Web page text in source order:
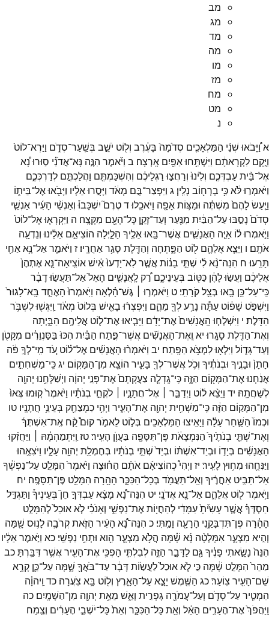
מב
מג
מד
מה
מו
מז
מח
מט
נ
אוַ֠יָּבֹאוּ שְׁנֵ֨י הַמַּלְאָכִ֤ים סְדֹ֙מָה֙ בָּעֶ֔רֶב וְל֖וֹט יֹשֵׁ֣ב בְּשַֽׁעַר־סְדֹ֑ם וַיַּרְא־לוֹט֙
וַיָּ֣קָם לִקְרָאתָ֔ם וַיִּשְׁתַּ֥חוּאַפַּ֖יִם אָֽרְצָה׃ ב וַיֹּ֜אמֶר הִנֶּ֣ה נָּא־אֲדֹנַ֗י ס֣וּרוּנָ֠א
אֶל־בֵּ֨יתעַבְדְּכֶ֤ם וְלִ֙ינוּ֙ וְרַחֲצ֣וּ רַגְלֵיכֶ֔ם וְהִשְׁכַּמְתֶּ֖ם וַהֲלַכְתֶּ֣ם לְדַרְכְּכֶ֑ם
וַיֹּאמְר֣וּלֹּ֔אכִּ֥י בָרְח֖וֹב נָלִֽין׃ ג וַיִּפְצַר־בָּ֣ם מְאֹ֔ד וַיָּסֻ֣רוּאֵלָ֔יו וַיָּבֹ֖אוּאֶל־בֵּית֑וֹ
וַיַּ֤עַשׂלָהֶם֙ מִשְׁתֶּ֔ה וּמַצּ֥וֹתאָפָ֖ה וַיֹּאכֵֽלוּ׃דטֶרֶם֮ יִשְׁכָּבוּ֒ וְאַנְשֵׁ֨י הָעִ֜יראַנְשֵׁ֤י
סְדֹם֙ נָסַ֣בּוּעַל־הַבַּ֔יִת מִנַּ֖עַר וְעַד־זָקֵ֑ן כָּל־הָעָ֖ם מִקָּצֶֽה׃ ה וַיִּקְרְא֤וּאֶל־לוֹט֙
וַיֹּ֣אמְרוּל֔וֹ אַיֵּ֧ה הָאֲנָשִׁ֛ים אֲשֶׁר־בָּ֥אוּאֵלֶ֖יךָ הַלָּ֑יְלָה הוֹצִיאֵ֣ם אֵלֵ֔ינוּ וְנֵדְעָ֖ה
אֹתָֽם׃ ו וַיֵּצֵ֧אאֲלֵהֶ֛ם ל֖וֹט הַפֶּ֑תְחָה וְהַדֶּ֖לֶת סָגַ֥ראַחֲרָֽיו׃ ז וַיֹּאמַ֑ראַל־נָ֥אאַחַ֖י
תָּרֵֽעוּ׃ ח הִנֵּה־נָ֨אלִ֜י שְׁתֵּ֣י בָנ֗וֹתאֲשֶׁ֤רלֹֽא־יָדְעוּ֙אִ֔ישׁאוֹצִֽיאָה־נָּ֤אאֶתְהֶן֙
אֲלֵיכֶ֔ם וַעֲשׂ֣וּלָהֶ֔ן כַּטּ֖וֹב בְּעֵינֵיכֶ֑ם רַ֠ק לָֽאֲנָשִׁ֤ים הָאֵל֙אַל־תַּעֲשׂ֣וּדָבָ֔ר
כִּֽי־עַל־כֵּ֥ן בָּ֖אוּ בְּצֵ֥לקֹרָתִֽי׃ ט וַיֹּאמְר֣וּ ׀ גֶּשׁ־הָ֗לְאָה וַיֹּֽאמְרוּ֙ הָאֶחָ֤ד בָּֽא־לָגוּר֙
וַיִּשְׁפֹּ֣ט שָׁפ֔וֹט עַתָּ֕ה נָרַ֥עלְךָ֖ מֵהֶ֑ם וַיִּפְצְר֨וּ בָאִ֤ישׁ בְּלוֹט֙ מְאֹ֔ד וַֽיִּגְּשׁ֖וּלִשְׁבֹּ֥ר
הַדָּֽלֶת׃ י וַיִּשְׁלְח֤וּ הָֽאֲנָשִׁים֙אֶת־יָדָ֔ם וַיָּבִ֧יאוּאֶת־ל֛וֹט אֲלֵיהֶ֖ם הַבָּ֑יְתָה
וְאֶת־הַדֶּ֖לֶת סָגָֽרוּ׃ יא וְֽאֶת־הָאֲנָשִׁ֞ים אֲשֶׁר־פֶּ֣תַח הַבַּ֗יִת הִכּוּ֙ בַּסַּנְוֵרִ֔ים מִקָּטֹ֖ן
וְעַד־גָּד֑וֹל וַיִּלְא֖וּלִמְצֹ֥א הַפָּֽתַח׃ יב וַיֹּאמְר֨וּ הָאֲנָשִׁ֜ים אֶל־ל֗וֹט עֹ֚ד מִֽי־לְךָ֣ פֹ֔ה
חָתָן֙ וּבָנֶ֣יךָ וּבְנֹתֶ֔יךָ וְכֹ֥לאֲשֶׁר־לְךָ֖ בָּעִ֑יר הוֹצֵ֖א מִן־הַמָּקֽוֹם׃ יגכִּֽי־מַשְׁחִתִ֣ים
אֲנַ֔חְנוּאֶת־הַמָּק֖וֹם הַזֶּ֑ה כִּֽי־גָֽדְלָ֤ה צַעֲקָתָם֙אֶת־פְּנֵ֣י יְהוָ֔ה וַיְשַׁלְּחֵ֥נוּ יְהוָ֖ה
לְשַׁחֲתָֽהּ׃ יד וַיֵּצֵ֨אל֜וֹט וַיְדַבֵּ֣ר ׀ אֶל־חֲתָנָ֣יו ׀ לֹקְחֵ֣י בְנֹתָ֗יו וַיֹּ֙אמֶר֙ק֤וּמוּ צְּאוּ֙
מִן־הַמָּק֣וֹם הַזֶּ֔ה כִּֽי־מַשְׁחִ֥ית יְהוָ֖ה אֶת־הָעִ֑יר וַיְהִ֥י כִמְצַחֵ֖ק בְּעֵינֵ֥י חֲתָנָֽיו׃ טו
וּכְמוֹ֙ הַשַּׁ֣חַרעָלָ֔ה וַיָּאִ֥יצוּ הַמַּלְאָכִ֖ים בְּל֣וֹט לֵאמֹ֑רקוּם֩קַ֨ח אֶֽת־אִשְׁתְּךָ֜
וְאֶת־שְׁתֵּ֤י בְנֹתֶ֙יךָ֙ הַנִּמְצָאֹ֔ת פֶּן־תִּסָּפֶ֖ה בַּעֲוֺ֥ן הָעִֽיר׃טז וַֽיִּתְמַהְמָ֓הּ ׀
וַיַּחֲזִ֨קוּ
הָאֲנָשִׁ֜ים בְּיָד֣וֹ וּבְיַד־אִשְׁתּ֗וֹ וּבְיַד֙ שְׁתֵּ֣י בְנֹתָ֔יו בְּחֶמְלַ֥ת יְהוָ֖ה עָלָ֑יו וַיֹּצִאֻ֥הוּ
וַיַּנִּחֻ֖הוּ מִח֥וּץלָעִֽיר׃ יז וַיְהִי֩כְהוֹצִיאָ֨ם אֹתָ֜ם הַח֗וּצָה וַיֹּ֙אמֶר֙ הִמָּלֵ֣ט עַל־נַפְשֶׁ֔ךָ
אַל־תַּבִּ֣יט אַחֲרֶ֔יךָ וְאַֽל־תַּעֲמֹ֖ד בְּכָל־הַכִּכָּ֑ר הָהָ֥רָה הִמָּלֵ֖ט פֶּן־תִּסָּפֶֽה׃ יח
וַיֹּ֥אמֶרל֖וֹט אֲלֵהֶ֑ם אַל־נָ֖אאֲדֹנָֽי׃ יט הִנֵּה־נָ֠א מָצָ֨אעַבְדְּךָ֣ חֵן֮ בְּעֵינֶיךָ֒ וַתַּגְדֵּ֣ל
חַסְדְּךָ֗אֲשֶׁ֤רעָשִׂ֙יתָ֙עִמָּדִ֔י לְהַחֲי֖וֹתאֶת־נַפְשִׁ֑י וְאָנֹכִ֗י לֹ֤אאוּכַל֙לְהִמָּלֵ֣ט
הָהָ֔רָה פֶּן־תִּדְבָּקַ֥נִי הָרָעָ֖ה וָמַֽתִּי׃ כ הִנֵּה־נָ֠א הָעִ֨יר הַזֹּ֧אתקְרֹבָ֛ה לָנ֥וּס שָׁ֖מָּה
וְהִ֣יא מִצְעָ֑ראִמָּלְטָ֨ה נָּ֜א שָׁ֗מָּה הֲלֹ֥א מִצְעָ֛ר הִ֖וא וּתְחִ֥י נַפְשִֽׁי׃ כא וַיֹּ֣אמֶראֵלָ֔יו
הִנֵּה֙ נָשָׂ֣אתִי פָנֶ֔יךָגַּ֖ם לַדָּבָ֣ר הַזֶּ֑ה לְבִלְתִּ֛י הָפְכִּ֥י אֶת־הָעִ֖יראֲשֶׁ֥רדִּבַּֽרְתָּ׃כב
מַהֵר֙ הִמָּלֵ֣ט שָׁ֔מָּה כִּ֣י לֹ֤אאוּכַל֙לַעֲשׂ֣וֹתדָּבָ֔רעַד־בֹּאֲךָ֖ שָׁ֑מָּה עַל־כֵּ֛ן קָרָ֥א
שֵׁם־הָעִ֖יר צֽוֹעַר׃כג הַשֶּׁ֖מֶשׁ יָצָ֣אעַל־הָאָ֑רֶץ וְל֖וֹט בָּ֥א צֹֽעֲרָה׃ כד וַֽיהוָ֗ה
הִמְטִ֧ירעַל־סְדֹ֛ם וְעַל־עֲמֹרָ֖ה גָּפְרִ֣ית וָאֵ֑שׁ מֵאֵ֥ת יְהוָ֖ה מִן־הַשָּׁמָֽיִם׃ כה
וַֽיַּהֲפֹךְ֙אֶת־הֶעָרִ֣ים הָאֵ֔ל וְאֵ֖תכָּל־הַכִּכָּ֑ר וְאֵת֙כָּל־יֹשְׁבֵ֣י הֶעָרִ֔ים וְצֶ֖מַח